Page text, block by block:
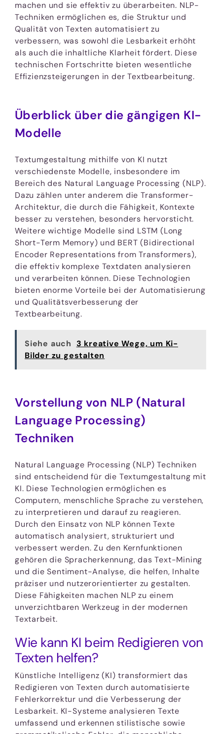
machen und sie effektiv zu überarbeiten. NLP-
Techniken ermöglichen es, die Struktur und
Qualität von Texten automatisiert zu
verbessern, was sowohl die Lesbarkeit erhöht
als auch die inhaltliche Klarheit fördert. Diese
technischen Fortschritte bieten wesentliche
Effizienzsteigerungen in der Textbearbeitung.
Überblick über die gängigen KI-
Modelle
Textumgestaltung mithilfe von KI nutzt
verschiedenste Modelle, insbesondere im
Bereich des Natural Language Processing (NLP).
Dazu zählen unter anderem die Transformer-
Architektur, die durch die Fähigkeit, Kontexte
besser zu verstehen, besonders hervorsticht.
Weitere wichtige Modelle sind LSTM (Long
Short-Term Memory) und BERT (Bidirectional
Encoder Representations from Transformers),
die effektiv komplexe Textdaten analysieren
und verarbeiten können. Diese Technologien
bieten enorme Vorteile bei der Automatisierung
und Qualitätsverbesserung der
Textbearbeitung.
Siehe auch
3 kreative Wege, um Ki-
Bilder zu gestalten
Vorstellung von NLP (Natural
Language Processing)
Techniken
Natural Language Processing (NLP) Techniken
sind entscheidend für die Textumgestaltung mit
KI. Diese Technologien ermöglichen es
Computern, menschliche Sprache zu verstehen,
zu interpretieren und darauf zu reagieren.
Durch den Einsatz von NLP können Texte
automatisch analysiert, strukturiert und
verbessert werden. Zu den Kernfunktionen
gehören die Spracherkennung, das Text-Mining
und die Sentiment-Analyse, die helfen, Inhalte
präziser und nutzerorientierter zu gestalten.
Diese Fähigkeiten machen NLP zu einem
unverzichtbaren Werkzeug in der modernen
Textarbeit.
Wie kann KI beim Redigieren von
Texten helfen?
Künstliche Intelligenz (KI) transformiert das
Redigieren von Texten durch automatisierte
Fehlerkorrektur und die Verbesserung der
Lesbarkeit. KI-Systeme analysieren Texte
umfassend und erkennen stilistische sowie